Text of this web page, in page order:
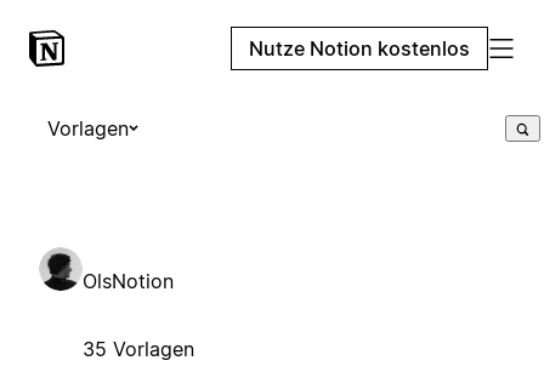
Nutze Notion kostenlos
Vorlagen
OlsNotion
35 Vorlagen